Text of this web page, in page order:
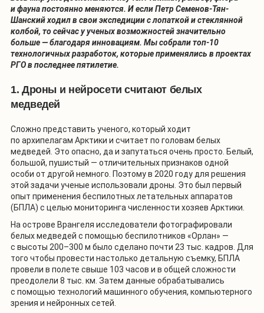
и фауна постоянно меняются. И если Петр Семенов-Тян-
Шанский ходил в свои экспедиции с лопаткой и стеклянной
колбой, то сейчас у ученых возможностей значительно
больше — благодаря инновациям. Мы собрали топ-10
технологичных разработок, которые применялись в проектах
РГО в последнее пятилетие.
1. Дроны и нейросети считают белых
медведей
Сложно представить ученого, который ходит
по архипелагам Арктики и считает по головам белых
медведей. Это опасно, да и запутаться очень просто. Белый,
большой, пушистый — отличительных признаков одной
особи от другой немного. Поэтому в 2020 году для решения
этой задачи ученые использовали дроны. Это был первый
опыт применения беспилотных летательных аппаратов
(БПЛА) с целью мониторинга численности хозяев Арктики.
На острове Врангеля исследователи фотографировали
белых медведей с помощью беспилотников «Орлан» —
с высоты 200–300 м было сделано почти 23 тыс. кадров. Для
того чтобы провести настолько детальную съемку, БПЛА
провели в полете свыше 103 часов и в общей сложности
преодолели 8 тыс. км. Затем данные обрабатывались
с помощью технологий машинного обучения, компьютерного
зрения и нейронных сетей.